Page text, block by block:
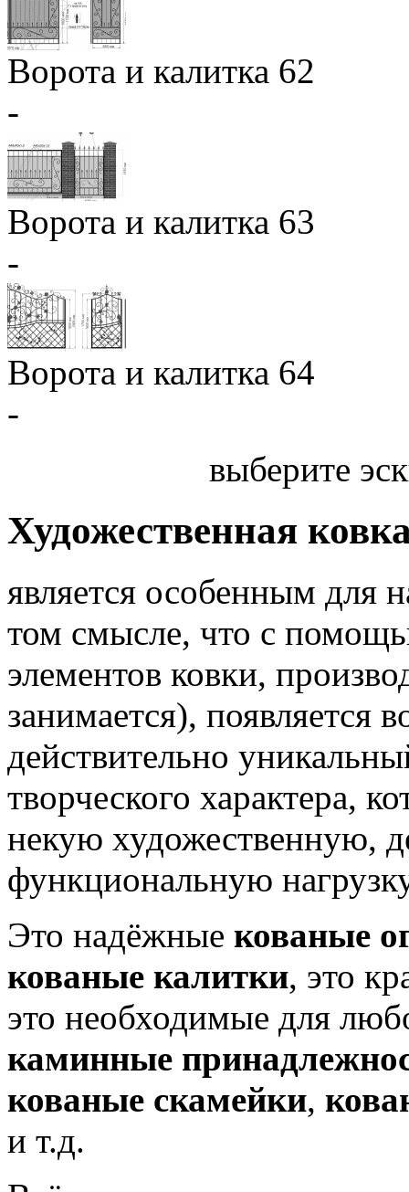
Ворота и калитка 62
-
Ворота и калитка 63
-
Ворота и калитка 64
-
выберите
Художественная
является особенным для
том смысле, что с
элементов ковки,
занимается), появляется
действительно
творческого характера,
некую художественную,
функциональную
Это надёжные кованые
кованые калитки, это
это необходимые для
каминные
кованые скамейки,
и т.д.